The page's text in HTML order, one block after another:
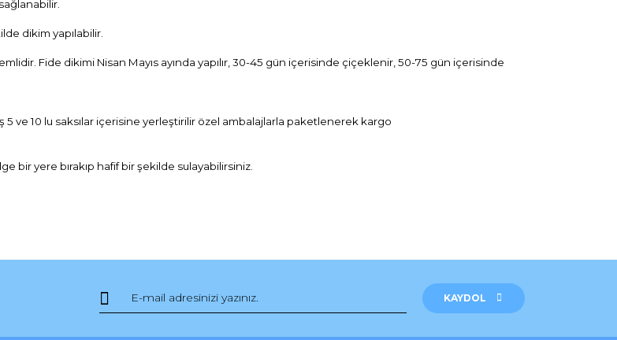
dikim yapılabilir.
Fide dikimi Nisan Mayıs ayında yapılır, 30-45 gün içerisinde çiçeklenir, 50-75 gün içerisinde
5 ve 10 lu saksılar içerisine yerleştirilir özel ambalajlarla paketlenerek kargo
bir yere bırakıp hafif bir şekilde sulayabilirsiniz.
Yorum Yaz
KAYDOL